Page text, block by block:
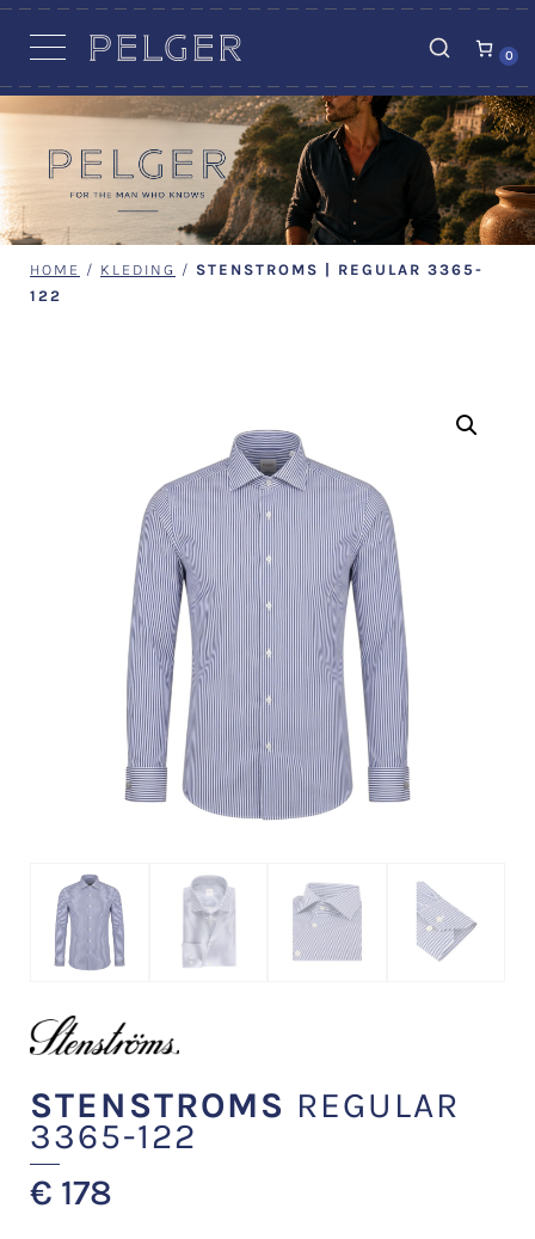
0
HOME / KLEDING / STENSTROMS | REGULAR 3365-
122
STENSTROMS REGULAR
3365-122
€ 178